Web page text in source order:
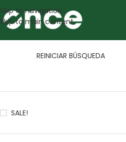
Skip to navigation
Skip to main content
REINICIAR BÚSQUEDA
SALE!